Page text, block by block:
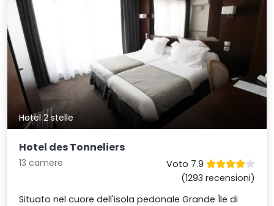
Hotel 2 stelle
Hotel des Tonneliers
13 camere
Voto 7.9
(1293 recensioni)
Situato nel cuore dell'isola pedonale Grande Île di